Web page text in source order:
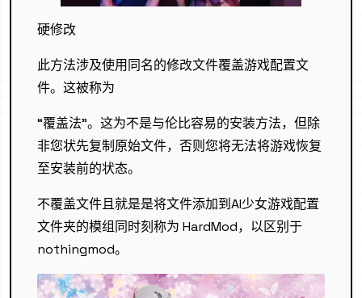
硬修改
此方法涉及使用同名的修改文件覆盖游戏配置文
件。这被称为
“覆盖法”。这为不是与伦比容易的安装方法，但除
非您状先复制原始文件，否则您将无法将游戏恢复
至安装前的状态。
不覆盖文件且就是是将文件添加到AI少女游戏配置
文件夹的模组同时刻称为 HardMod，以区别于
nothingmod。